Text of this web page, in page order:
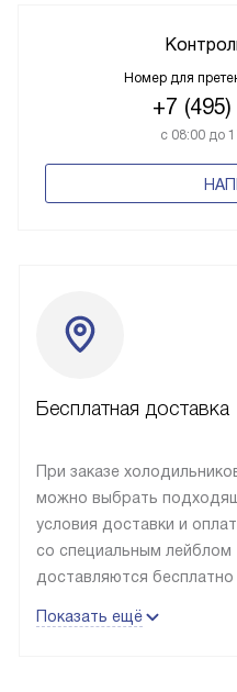
Номер для
+7
с 08:00 до
Бесплатная доставка
При заказе
можно выбрать
условия доставки и
со специальным лейблом
доставляются бесплатно
до подъезда, выезд за
Показать ещё